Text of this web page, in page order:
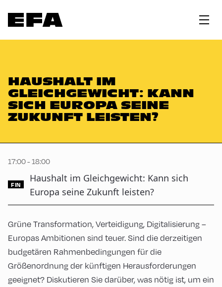
HAUSHALT IM
GLEICHGEWICHT: KANN
SICH EUROPA SEINE
ZUKUNFT LEISTEN?
17:00 - 18:00
FIN
Haushalt im Gleichgewicht: Kann sich
Europa seine Zukunft leisten?
Grüne Transformation, Verteidigung, Digitalisierung –
Europas Ambitionen sind teuer. Sind die derzeitigen
budgetären Rahmenbedingungen für die
Größenordnung der künftigen Herausforderungen
geeignet? Diskutieren Sie darüber, was nötig ist, um ein